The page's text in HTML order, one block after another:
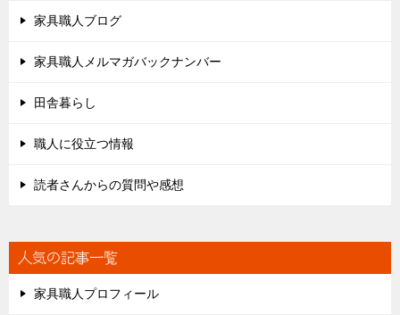
家具職人ブログ
家具職人メルマガバックナンバー
田舎暮らし
職人に役立つ情報
読者さんからの質問や感想
人気の記事一覧
家具職人プロフィール